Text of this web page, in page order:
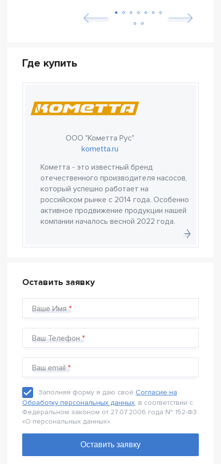
Где купить
ООО "Кометта Рус"
kometta.ru
Кометта - это известный бренд
отечественного производителя насосов,
который успешно работает на
российском рынке с 2014 года. Особенно
активное продвижение продукции нашей
компании началось весной 2022 года.
Оставить заявку
Ваше Имя
Ваш Телефон
Ваш email
Заполняя форму я даю своё Согласие на
Обработку персональных данных, в соответствии с
Федеральном законом от 27.07.2006 года № 152-Ф3
«О персональных данных».